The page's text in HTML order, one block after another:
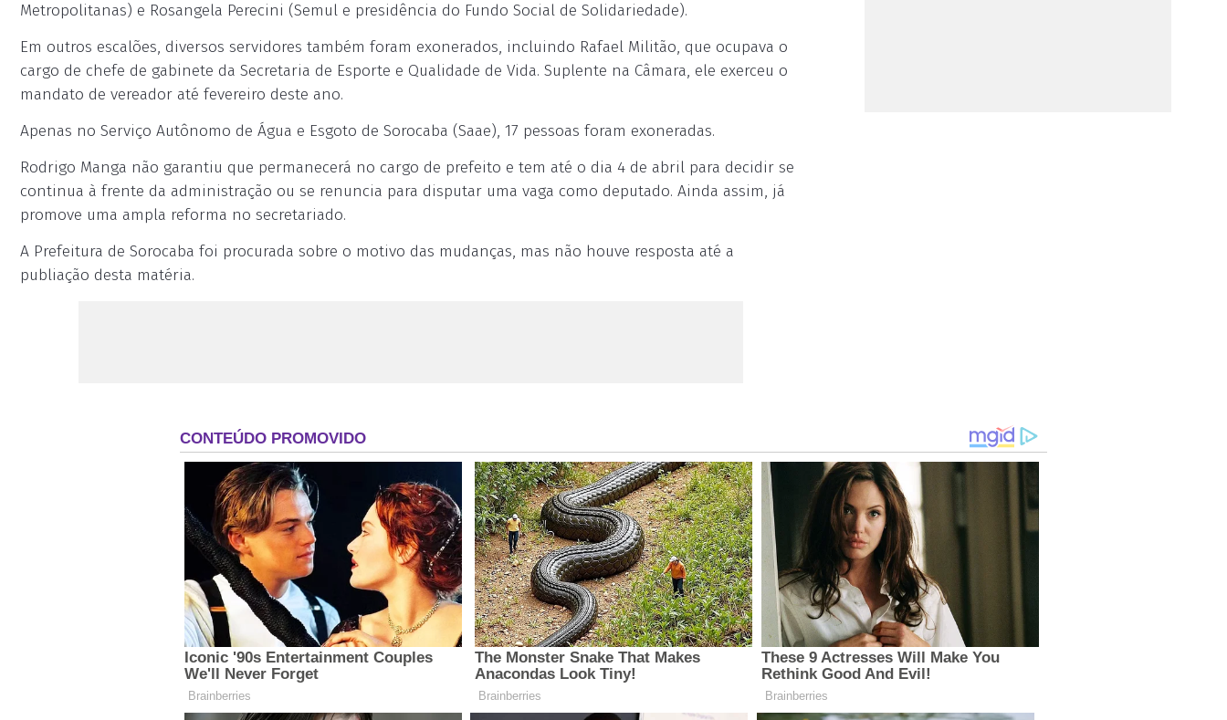
Metropolitanas) e Rosangela Perecini (Semul e presidência do Fundo Social de Solidariedade).
Em outros escalões, diversos servidores também foram exonerados, incluindo Rafael Militão, que ocupava o
cargo de chefe de gabinete da Secretaria de Esporte e Qualidade de Vida. Suplente na Câmara, ele exerceu o
mandato de vereador até fevereiro deste ano.
Apenas no Serviço Autônomo de Água e Esgoto de Sorocaba (Saae), 17 pessoas foram exoneradas.
Rodrigo Manga não garantiu que permanecerá no cargo de prefeito e tem até o dia 4 de abril para decidir se
continua à frente da administração ou se renuncia para disputar uma vaga como deputado. Ainda assim, já
promove uma ampla reforma no secretariado.
A Prefeitura de Sorocaba foi procurada sobre o motivo das mudanças, mas não houve resposta até a
publiação desta matéria.